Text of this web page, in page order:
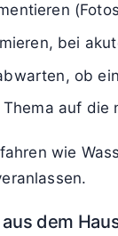
bei
ob
auf die
wie
dem